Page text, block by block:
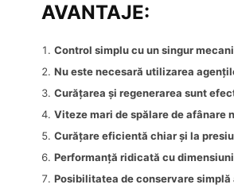
AVANTAJE:
Control simplu cu un singur
Nu este necesară utilizarea
Curățarea și regenerarea sunt
Viteze mari de spălare de afânare
Curățare eficientă chiar și la
Performanță ridicată cu
Posibilitatea de conservare simplă